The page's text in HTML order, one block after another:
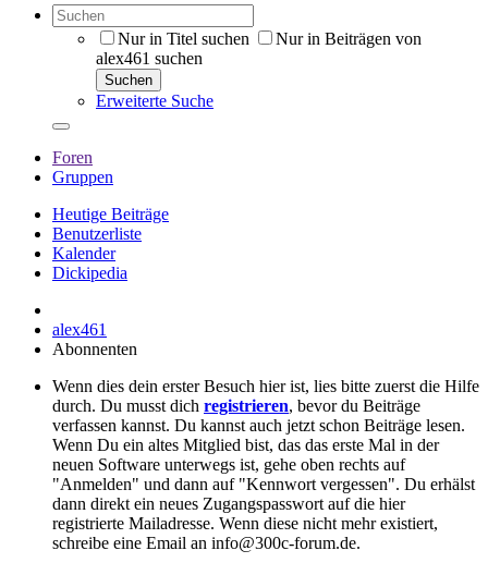
Nur in Titel suchen
Nur in Beiträgen von
alex461 suchen
Suchen
Erweiterte Suche
Foren
Gruppen
Heutige Beiträge
Benutzerliste
Kalender
Dickipedia
alex461
Abonnenten
Wenn dies dein erster Besuch hier ist, lies bitte zuerst die Hilfe
durch. Du musst dich registrieren, bevor du Beiträge
verfassen kannst. Du kannst auch jetzt schon Beiträge lesen.
Wenn Du ein altes Mitglied bist, das das erste Mal in der
neuen Software unterwegs ist, gehe oben rechts auf
"Anmelden" und dann auf "Kennwort vergessen". Du erhälst
dann direkt ein neues Zugangspasswort auf die hier
registrierte Mailadresse. Wenn diese nicht mehr existiert,
schreibe eine Email an info@300c-forum.de.